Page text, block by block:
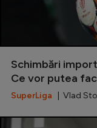
Schimbări
Ce vor putea
SuperLiga | Vlad